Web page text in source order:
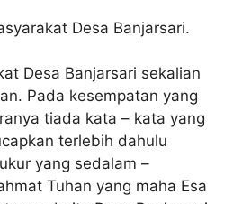
Desa Banjarsari.
Desa Banjarsari sekalian
Pada kesempatan yang
tiada kata – kata yang
terlebih dahulu
yang sedalam –
Tuhan yang maha Esa